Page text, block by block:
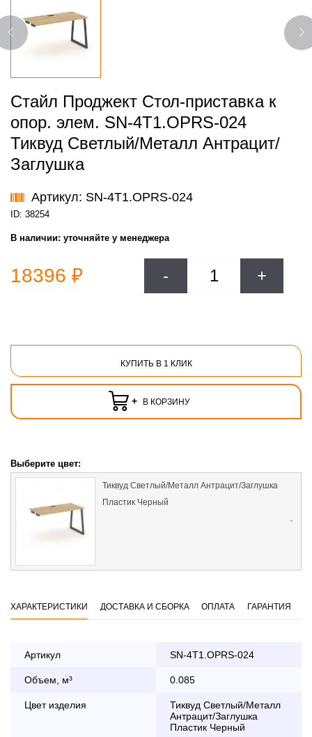
Стайл Проджект Стол-приставка к
опор. элем. SN-4T1.OPRS-024
Тиквуд Светлый/Металл Антрацит/
Заглушка
Артикул: SN-4T1.OPRS-024
ID: 38254
В наличии: уточняйте у менеджера
18396 ₽ - +
КУПИТЬ В 1 КЛИК
+ В КОРЗИНУ
Выберите цвет:
Тиквуд Светлый/Металл Антрацит/Заглушка
Пластик Черный
ХАРАКТЕРИСТИКИ ДОСТАВКА И СБОРКА ОПЛАТА ГАРАНТИЯ
Артикул SN-4T1.OPRS-024
Объем, м³ 0.085
Цвет изделия
Тиквуд Светлый/Металл
Антрацит/Заглушка
Пластик Черный
По Москве в пределах МКАД осуществляется в будние